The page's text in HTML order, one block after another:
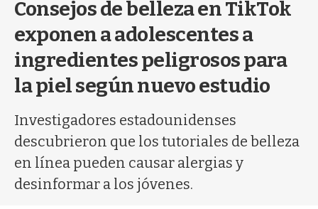
Consejos de belleza en TikTok
exponen a adolescentes a
ingredientes peligrosos para
la piel según nuevo estudio
Investigadores estadounidenses
descubrieron que los tutoriales de belleza
en línea pueden causar alergias y
desinformar a los jóvenes.